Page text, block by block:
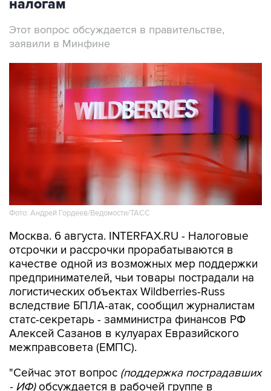
налогам
Этот вопрос обсуждается в правительстве,
заявили в Минфине
Фото: Андрей Гордеев/Ведомости/ТАСС
Москва. 6 августа. INTERFAX.RU - Налоговые
отсрочки и рассрочки прорабатываются в
качестве одной из возможных мер поддержки
предпринимателей, чьи товары пострадали на
логистических объектах Wildberries-Russ
вследствие БПЛА-атак, сообщил журналистам
статс-секретарь - замминистра финансов РФ
Алексей Сазанов в кулуарах Евразийского
межправсовета (ЕМПС).
"Сейчас этот вопрос (поддержка пострадавших
- ИФ)обсуждается в рабочей группе в